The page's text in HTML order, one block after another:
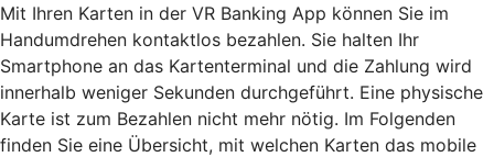
Mit Ihren Karten in der VR Banking App können Sie im
Handumdrehen kontaktlos bezahlen. Sie halten Ihr
Smartphone an das Kartenterminal und die Zahlung wird
innerhalb weniger Sekunden durchgeführt. Eine physische
Karte ist zum Bezahlen nicht mehr nötig. Im Folgenden
finden Sie eine Übersicht, mit welchen Karten das mobile